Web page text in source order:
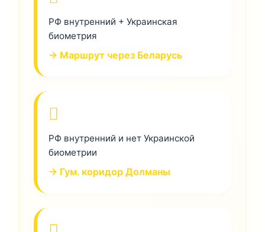
РФ внутренний + Украинская
биометрия
→ Маршрут через Беларусь
РФ внутренний и нет Украинской
биометрии
→ Гум. коридор Долманы